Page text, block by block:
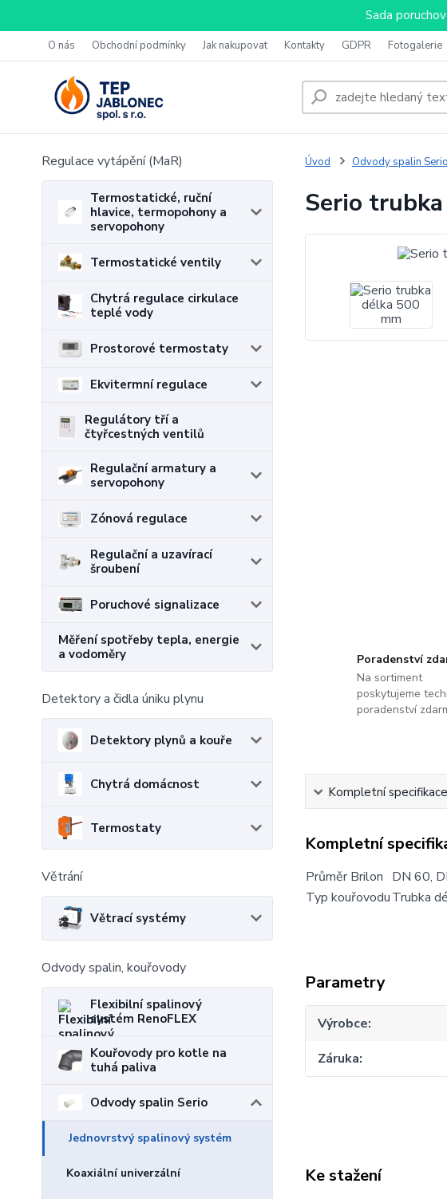
Sada
O nás Obchodní podmínky Jak nakupovat Kontakty GDPR Fotogalerie
Regulace vytápění (MaR)
Termostatické, ruční
hlavice, termopohony a
servopohony
Termostatické ventily
Chytrá regulace cirkulace
teplé vody
Prostorové termostaty
Ekvitermní regulace
Regulátory tří a
čtyřcestných ventilů
Regulační armatury a
servopohony
Zónová regulace
Regulační a uzavírací
šroubení
Poruchové signalizace
Měření spotřeby tepla, energie
a vodoměry
Detektory a čidla úniku plynu
Detektory plynů a kouře
Chytrá domácnost
Termostaty
Větrání
Větrací systémy
Odvody spalin, kouřovody
Flexibilní spalinový
systém RenoFLEX
Kouřovody pro kotle na
tuhá paliva
Odvody spalin Serio
Jednovrstvý spalinový systém
Koaxiální univerzální
Úvod Odvody spalin Serio
Serio
Poradenství
Na sortiment
poskytujeme
poradenství
Kompletní specifikace
Kompletní
Průměr Brilon DN 60,
Typ kouřovoduTrubka
Parametry
Výrobce
Záruka
Ke stažení